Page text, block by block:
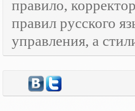
правило,
правил русского
управления, а